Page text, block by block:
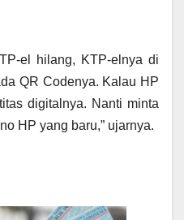
el hilang, KTP-elnya di
QR Codenya. Kalau HP
digitalnya. Nanti minta
HP yang baru,” ujarnya.